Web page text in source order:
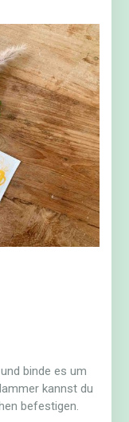
binde es um
kannst du
befestigen.